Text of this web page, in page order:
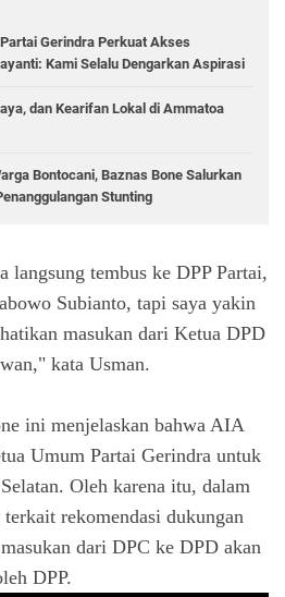
Gerindra Perkuat Akses
Kami Selalu Dengarkan Aspirasi
dan Kearifan Lokal di Ammatoa
Bontocani, Baznas Bone Salurkan
Stunting
langsung tembus ke DPP Partai,
Subianto, tapi saya yakin
masukan dari Ketua DPD
kata Usman.
ini menjelaskan bahwa AIA
Umum Partai Gerindra untuk
Oleh karena itu, dalam
rekomendasi dukungan
dari DPC ke DPD akan
DPP.